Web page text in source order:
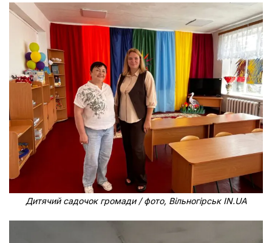
Дитячий садочок громади / фото, Вільногірськ IN.UA